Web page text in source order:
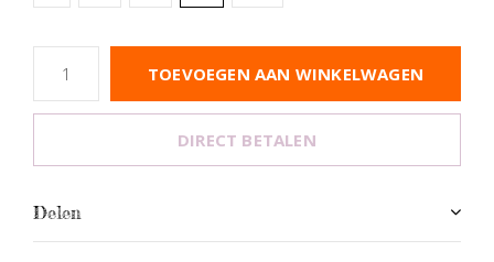
TOEVOEGEN AAN WINKELWAGEN
DIRECT BETALEN
Delen